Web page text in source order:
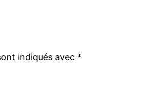
indiqués avec *